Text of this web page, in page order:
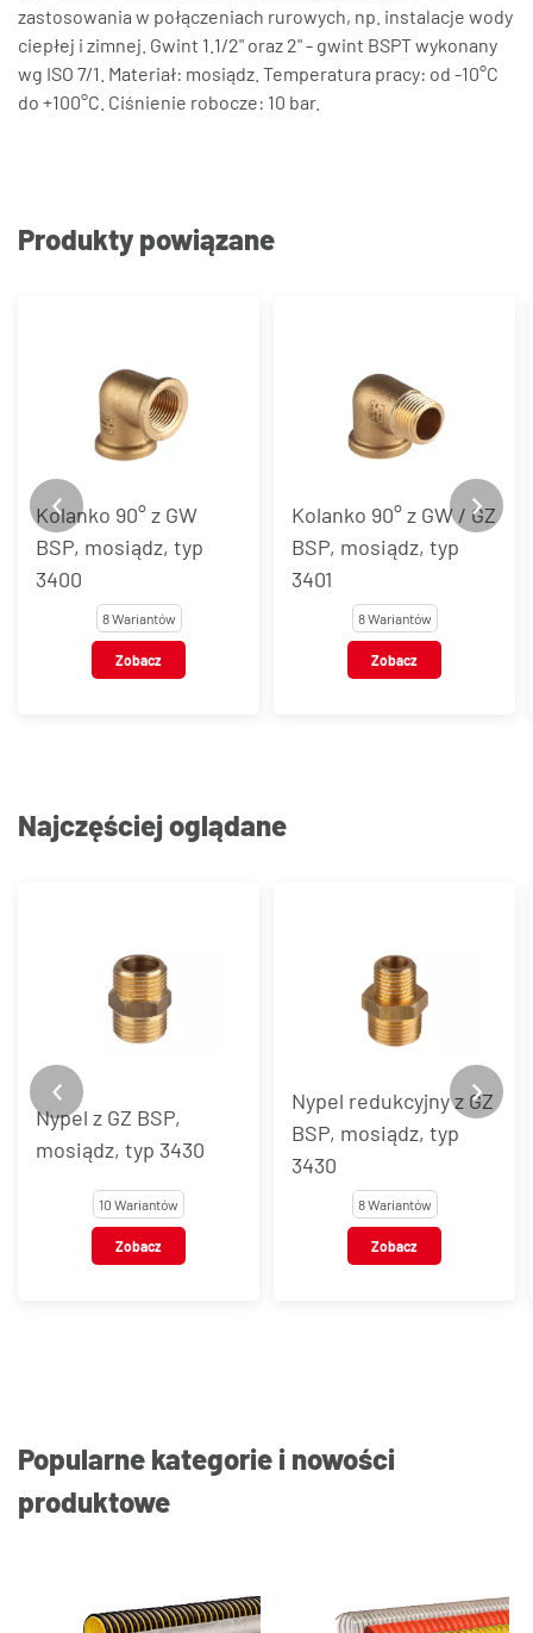
zastosowania w połączeniach rurowych, np. instalacje wody
ciepłej i zimnej. Gwint 1.1/2" oraz 2" - gwint BSPT wykonany
wg ISO 7/1. Materiał: mosiądz. Temperatura pracy: od -10°C
do +100°C. Ciśnienie robocze: 10 bar.
Produkty powiązane
Kolanko 90° z GW
BSP, mosiądz, typ
3400
8 Wariantów
Zobacz
Kolanko 90° z GW / GZ
BSP, mosiądz, typ
3401
8 Wariantów
Zobacz
Najczęściej oglądane
Nypel z GZ BSP,
mosiądz, typ 3430
10 Wariantów
Zobacz
Nypel redukcyjny z GZ
BSP, mosiądz, typ
3430
8 Wariantów
Zobacz
Popularne kategorie i nowości
produktowe